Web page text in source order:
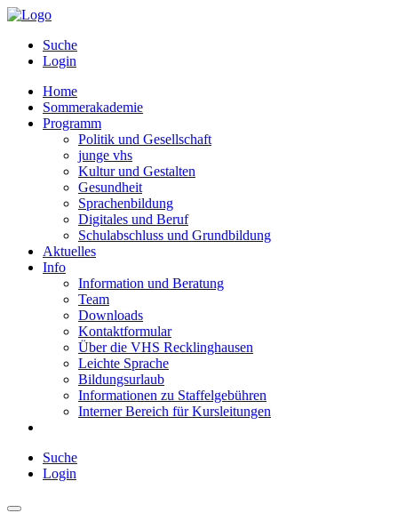
Suche
Login
Home
Sommerakademie
Programm
Politik und Gesellschaft
junge vhs
Kultur und Gestalten
Gesundheit
Sprachenbildung
Digitales und Beruf
Schulabschluss und Grundbildung
Aktuelles
Info
Information und Beratung
Team
Downloads
Kontaktformular
Über die VHS Recklinghausen
Leichte Sprache
Bildungsurlaub
Informationen zu Staffelgebühren
Interner Bereich für Kursleitungen
Suche
Login